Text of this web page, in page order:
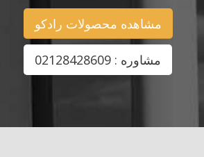
مشاهده محصولات رادکو
مشاوره : 02128428609